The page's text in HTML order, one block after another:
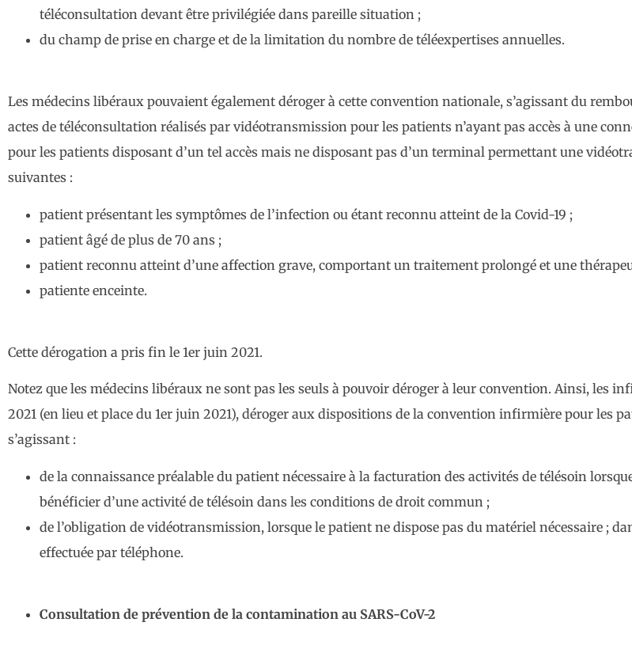
téléconsultation devant être privilégiée dans pareille situation ;
du champ de prise en charge et de la limitation du nombre de téléexpertises annuelles.
Les médecins libéraux pouvaient également déroger à cette convention nationale, s’agissant du
actes de téléconsultation réalisés par vidéotransmission pour les patients n’ayant pas accès à une
pour les patients disposant d’un tel accès mais ne disposant pas d’un terminal permettant une
suivantes :
patient présentant les symptômes de l’infection ou étant reconnu atteint de la Covid-19 ;
patient âgé de plus de 70 ans ;
patient reconnu atteint d’une affection grave, comportant un traitement prolongé et une
patiente enceinte.
Cette dérogation a pris fin le 1er juin 2021.
Notez que les médecins libéraux ne sont pas les seuls à pouvoir déroger à leur convention. Ainsi, les
2021 (en lieu et place du 1er juin 2021), déroger aux dispositions de la convention infirmière pour les
s’agissant :
de la connaissance préalable du patient nécessaire à la facturation des activités de télésoin
bénéficier d’une activité de télésoin dans les conditions de droit commun ;
de l’obligation de vidéotransmission, lorsque le patient ne dispose pas du matériel nécessaire ;
effectuée par téléphone.
Consultation de prévention de la contamination au SARS-CoV-2